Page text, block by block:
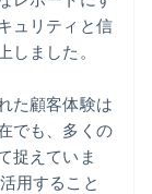
ュリティと信
ました。
た顧客体験は
でも、多くの
捉えていま
用すること